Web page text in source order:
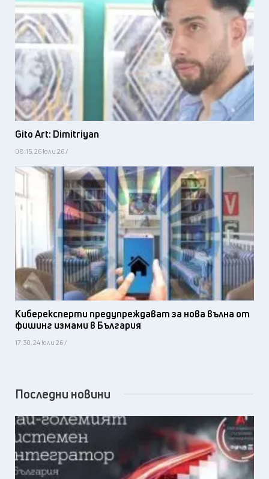
Gito Art: Dimitriyan
08:15, 26 юли 26 /
Киберексперти предупреждават за нова вълна от
фишинг измами в България
17:30, 24 юли 26 /
Последни новини